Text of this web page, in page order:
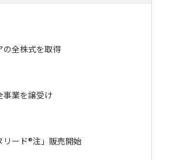
の全株式を取得
事業を譲受け
ード®注」販売開始